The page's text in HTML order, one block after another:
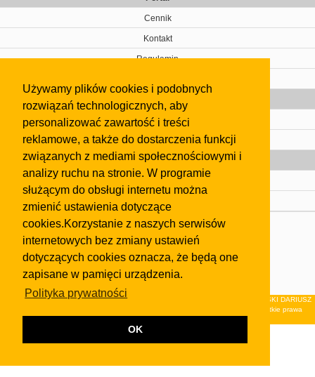
Używamy plików cookies i podobnych
rozwiązań technologicznych, aby
personalizować zawartość i treści
reklamowe, a także do dostarczenia funkcji
związanych z mediami społecznościowymi i
analizy ruchu na stronie. W programie
służącym do obsługi internetu można
zmienić ustawienia dotyczące
cookies.Korzystanie z naszych serwisów
internetowych bez zmiany ustawień
dotyczących cookies oznacza, że będą one
zapisane w pamięci urządzenia.
Polityka prywatności
OK
Cennik
Kontakt
Regulamin
Gazeta
Olkusz
Kontakt
Strefa dla biznesu
Biura nieruchomości
Dealerzy i autokomisy
Skontaktuj się z nami
regulaminuiPolityki Prywatności.
Klauzula FB
© 2026Wydawnictwo NEON sp. z o.o. (dawniej: FIRMA NEON MAREK KLUCZEWSKI DARIUSZ
KRAWCZYK s.c.) z siedzibą w Olkuszu, ul.Żuradzka 15, 32-300 Olkusz . Wszystkie prawa